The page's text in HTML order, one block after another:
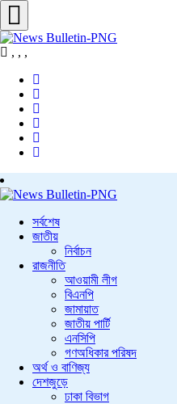
, , ,
সর্বশেষ
জাতীয়
নির্বাচন
রাজনীতি
আওয়ামী লীগ
বিএনপি
জামায়াত
জাতীয় পার্টি
এনসিপি
গণঅধিকার পরিষদ
অর্থ ও বাণিজ্য
দেশজুড়ে
ঢাকা বিভাগ